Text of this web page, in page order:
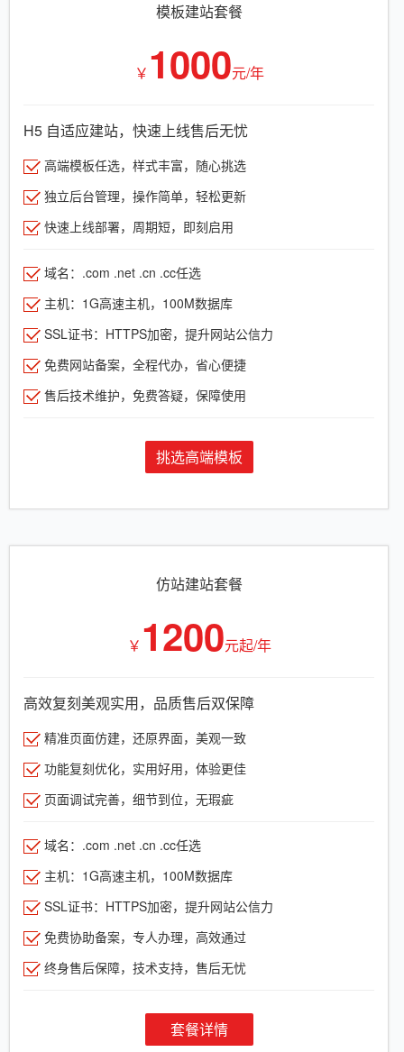
模板建站套餐
￥ 1000元/年
H5 自适应建站，快速上线售后无忧
高端模板任选，样式丰富，随心挑选
独立后台管理，操作简单，轻松更新
快速上线部署，周期短，即刻启用
域名：.com .net .cn .cc任选
主机：1G高速主机，100M数据库
SSL证书：HTTPS加密，提升网站公信力
免费网站备案，全程代办，省心便捷
售后技术维护，免费答疑，保障使用
挑选高端模板
仿站建站套餐
￥ 1200元起/年
高效复刻美观实用，品质售后双保障
精准页面仿建，还原界面，美观一致
功能复刻优化，实用好用，体验更佳
页面调试完善，细节到位，无瑕疵
域名：.com .net .cn .cc任选
主机：1G高速主机，100M数据库
SSL证书：HTTPS加密，提升网站公信力
免费协助备案，专人办理，高效通过
终身售后保障，技术支持，售后无忧
套餐详情